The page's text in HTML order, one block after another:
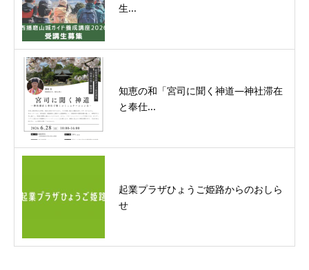
生...
知恵の和「宮司に聞く神道―神社滞在
と奉仕...
起業プラザひょうご姫路からのおしら
せ